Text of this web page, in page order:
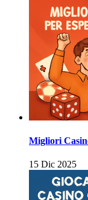
Migliori
15 Dic 2025